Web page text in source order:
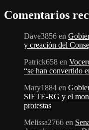
Comentarios
Dave3856 en
y creación del
Patrick658 en
“se han convertido
Mary1884 en
SIETE-RG y el
protestas
Melissa2766 en